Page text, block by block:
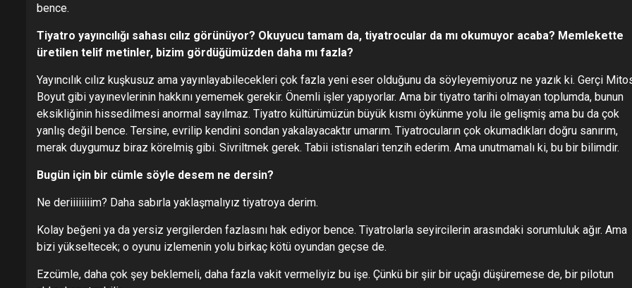
bence.
Tiyatro yayıncılığı sahası cılız görünüyor? Okuyucu tamam da, tiyatrocular da mı okumuyor acaba? Memlekette
üretilen telif metinler, bizim gördüğümüzden daha mı fazla?
Yayıncılık cılız kuşkusuz ama yayınlayabilecekleri çok fazla yeni eser olduğunu da söyleyemiyoruz ne yazık ki. Gerçi
Boyut gibi yayınevlerinin hakkını yememek gerekir. Önemli işler yapıyorlar. Ama bir tiyatro tarihi olmayan toplumda, bunun
eksikliğinin hissedilmesi anormal sayılmaz. Tiyatro kültürümüzün büyük kısmı öykünme yolu ile gelişmiş ama bu da çok
yanlış değil bence. Tersine, evrilip kendini sondan yakalayacaktır umarım. Tiyatrocuların çok okumadıkları doğru sanırım,
merak duygumuz biraz körelmiş gibi. Sivriltmek gerek. Tabii istisnalari tenzih ederim. Ama unutmamalı ki, bu bir bilimdir.
Bugün için bir cümle söyle desem ne dersin?
Ne deriiiiiiiim? Daha sabırla yaklaşmalıyız tiyatroya derim.
Kolay beğeni ya da yersiz yergilerden fazlasını hak ediyor bence. Tiyatrolarla seyircilerin arasındaki sorumluluk ağır. Ama
bizi yükseltecek; o oyunu izlemenin yolu birkaç kötü oyundan geçse de.
Ezcümle, daha çok şey beklemeli, daha fazla vakit vermeliyiz bu işe. Çünkü bir şiir bir uçağı düşüremese de, bir pilotun